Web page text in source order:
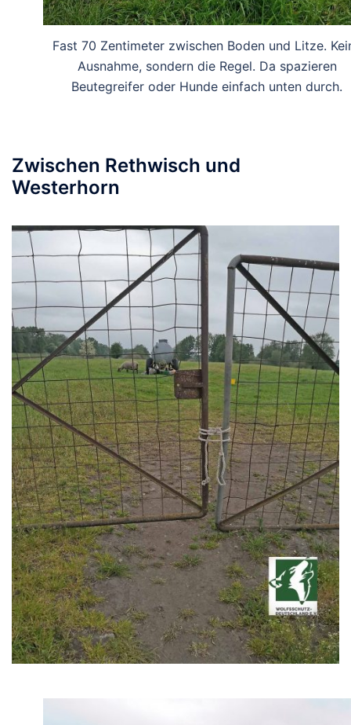
Fast 70 Zentimeter zwischen Boden und Litze.
Ausnahme, sondern die Regel. Da spazieren
Beutegreifer oder Hunde einfach unten durch.
Zwischen Rethwisch und
Westerhorn